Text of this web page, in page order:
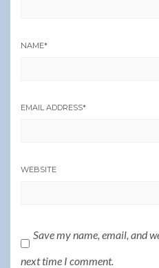
NAME*
EMAIL ADDRESS*
WEBSITE
Save my name, email, and
next time I comment.